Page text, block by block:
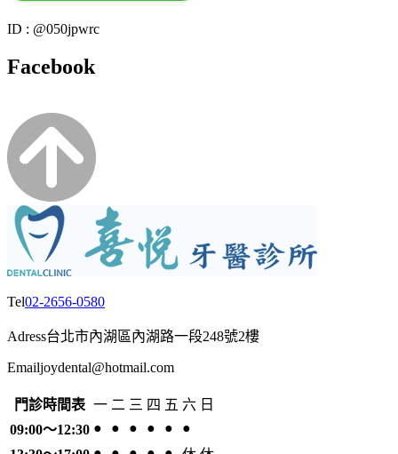
ID : @050jpwrc
Facebook
Tel02-2656-0580
Adress台北市內湖區內湖路一段248號2樓
Emailjoydental@hotmail.com
門診時間表 一 二 三 四 五 六 日
09:00～12:30 ● ● ● ● ●
●